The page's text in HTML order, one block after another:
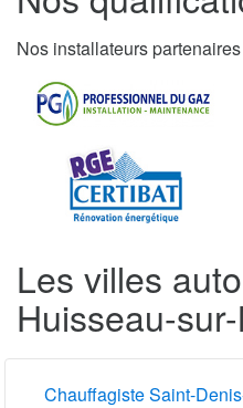
Nos installateurs
Les villes
Huisseau-
Chauffagiste Saint-